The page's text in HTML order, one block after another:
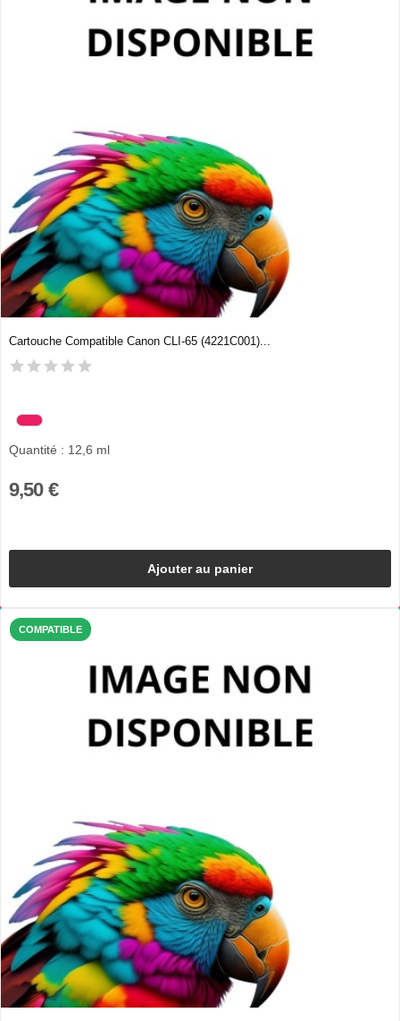
Cartouche Compatible Canon CLI-65 (4221C001)...
Quantité : 12,6 ml
9,50 €
Ajouter au panier
COMPATIBLE